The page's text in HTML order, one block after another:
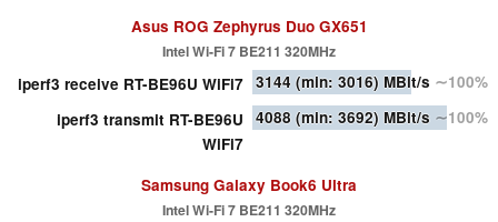
Asus ROG Zephyrus Duo GX651
Intel Wi-Fi 7 BE211 320MHz
iperf3 receive RT-BE96U WiFi7 3144 (min: 3016) MBit/s ∼100%
iperf3 transmit RT-BE96U
WiFi7
4088 (min: 3692) MBit/s ∼100%
Samsung Galaxy Book6 Ultra
Intel Wi-Fi 7 BE211 320MHz